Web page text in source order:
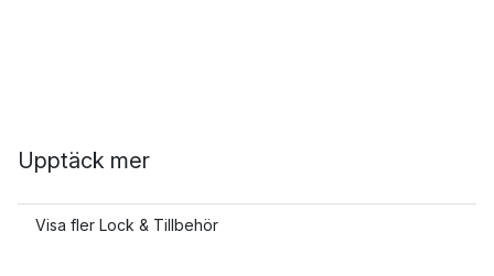
Upptäck mer
Visa fler Lock & Tillbehör